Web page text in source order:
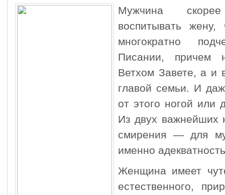
Мужчина
воспитывать
многократно
Писании, причем
Ветхом Завете, а и
главой семьи. И
от этого ногой или
Из двух важнейших
смирения — для
именно
Женщина имеет
естественного,